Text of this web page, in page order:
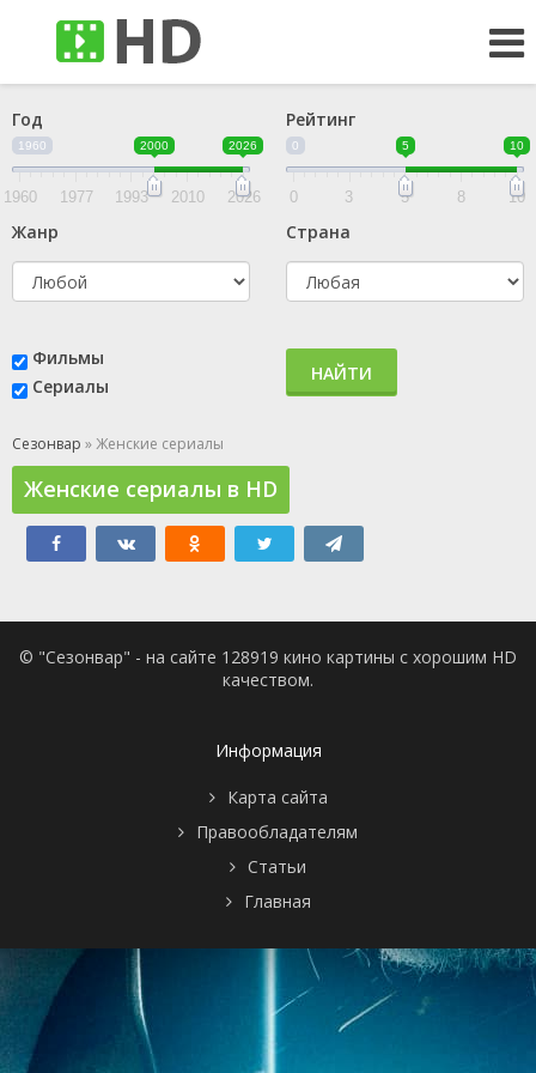
Год
1960 2000 2026
1960 1977 1993 2010 2026
Рейтинг
0 5 10
0 3 5 8 10
Жанр Страна
Фильмы
Сериалы
НАЙТИ
Сезонвар » Женские сериалы
Женские сериалы в HD
© "Сезонвар" - на сайте 128919 кино картины с хорошим HD
качеством.
Информация
Карта сайта
Правообладателям
Статьи
Главная